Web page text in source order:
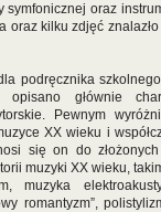
symfonicznej oraz
oraz kilku zdjęć
podręcznika
głównie
Pewnym
XX wieku i
się on do
muzyki XX wieku,
muzyka
romantyzm”,